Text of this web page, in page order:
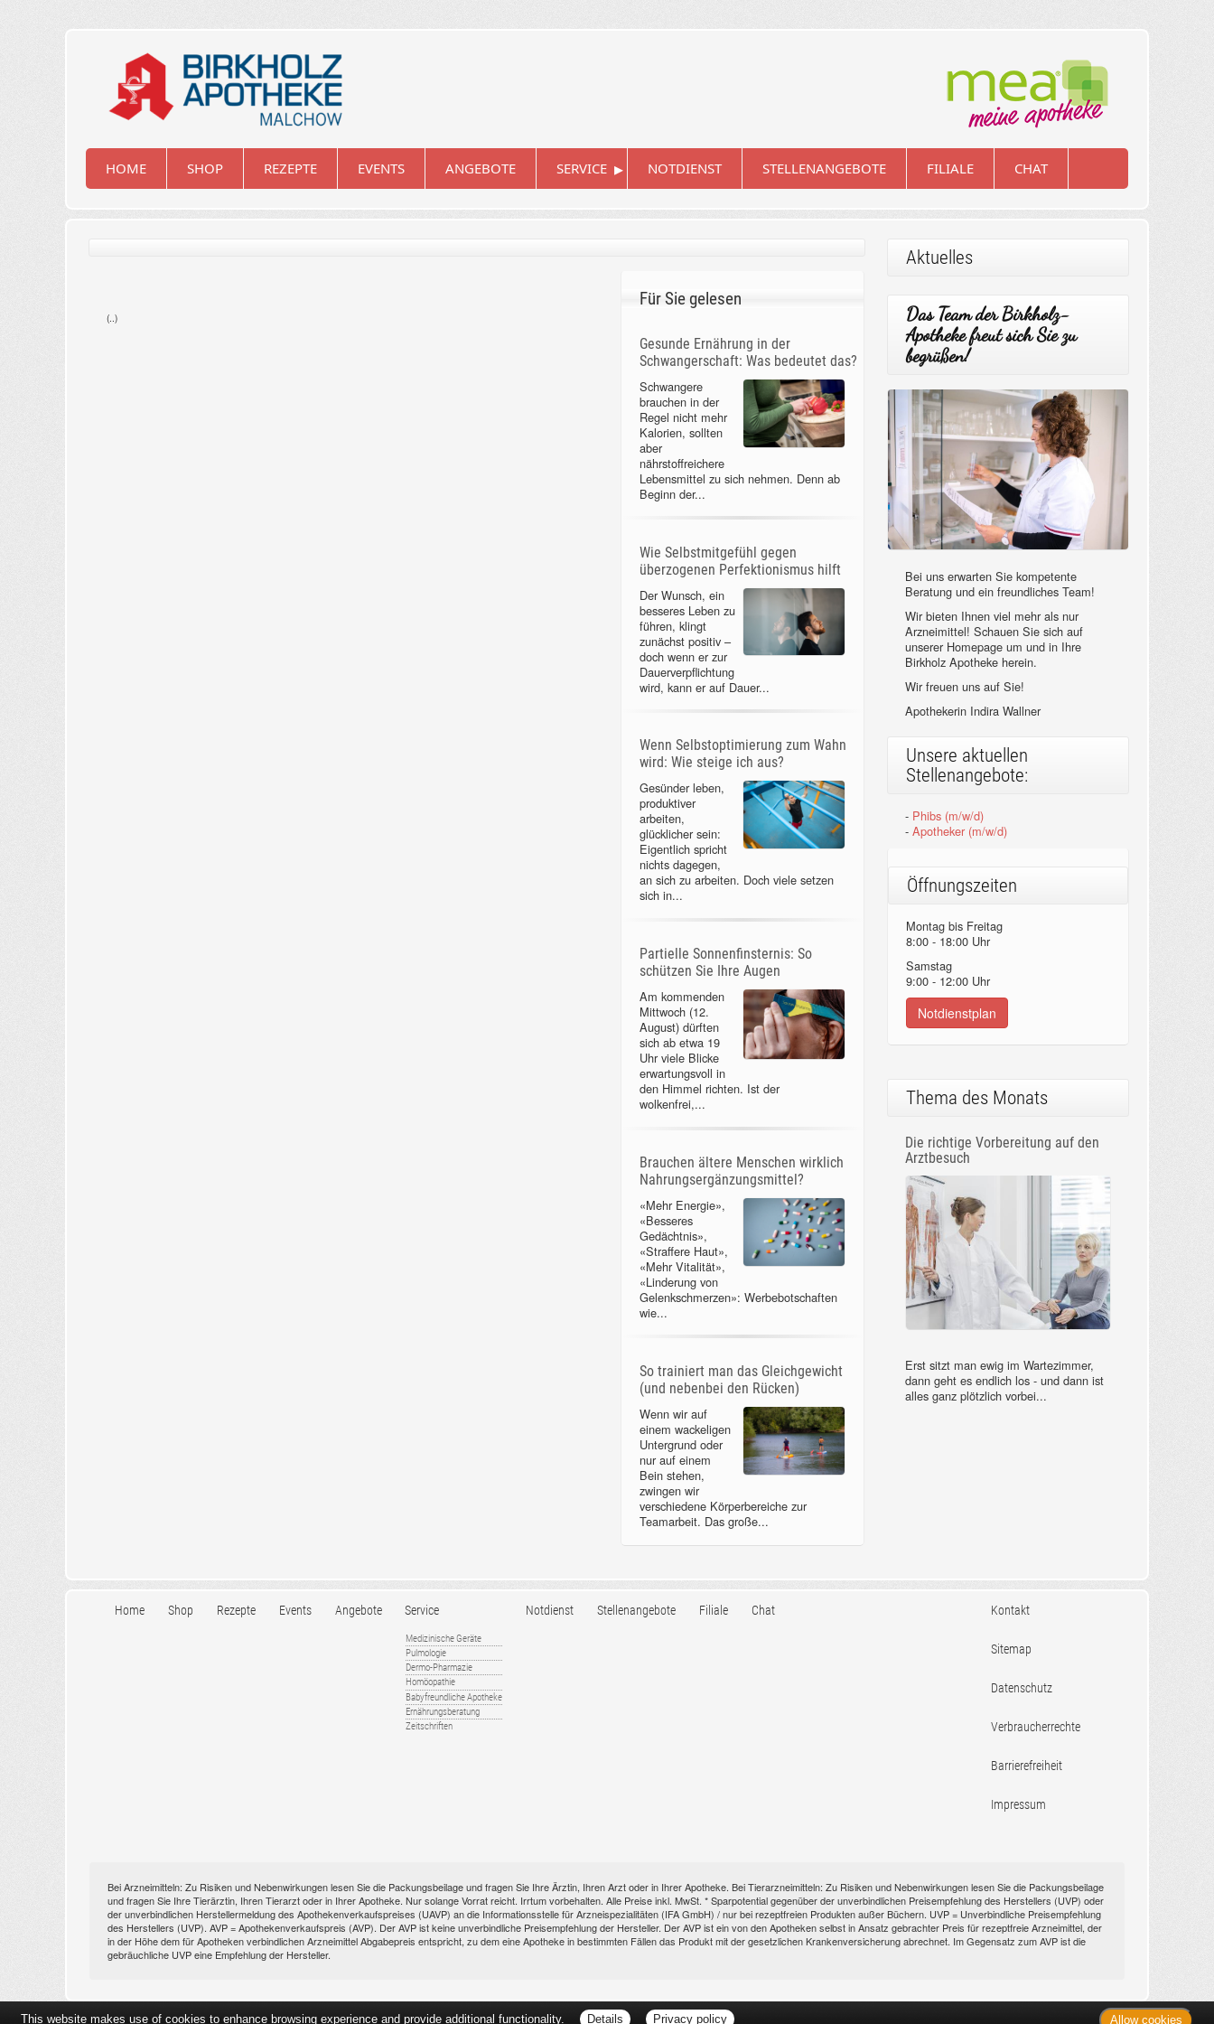
HOME SHOP REZEPTE EVENTS ANGEBOTE SERVICE ▸ NOTDIENST STELLENANGEBOTE FILIALE CHAT
(..)
Für Sie gelesen
Gesunde Ernährung in der
Schwangerschaft: Was bedeutet das?
Schwangere
brauchen in der
Regel nicht mehr
Kalorien, sollten
aber
nährstoffreichere
Lebensmittel zu sich nehmen. Denn ab
Beginn der...
Wie Selbstmitgefühl gegen
überzogenen Perfektionismus hilft
Der Wunsch, ein
besseres Leben zu
führen, klingt
zunächst positiv –
doch wenn er zur
Dauerverpflichtung
wird, kann er auf Dauer...
Wenn Selbstoptimierung zum Wahn
wird: Wie steige ich aus?
Gesünder leben,
produktiver
arbeiten,
glücklicher sein:
Eigentlich spricht
nichts dagegen,
an sich zu arbeiten. Doch viele setzen
sich in...
Partielle Sonnenfinsternis: So
schützen Sie Ihre Augen
Am kommenden
Mittwoch (12.
August) dürften
sich ab etwa 19
Uhr viele Blicke
erwartungsvoll in
den Himmel richten. Ist der
wolkenfrei,...
Brauchen ältere Menschen wirklich
Nahrungsergänzungsmittel?
«Mehr Energie»,
«Besseres
Gedächtnis»,
«Straffere Haut»,
«Mehr Vitalität»,
«Linderung von
Gelenkschmerzen»: Werbebotschaften
wie...
So trainiert man das Gleichgewicht
(und nebenbei den Rücken)
Wenn wir auf
einem wackeligen
Untergrund oder
nur auf einem
Bein stehen,
zwingen wir
verschiedene Körperbereiche zur
Teamarbeit. Das große...
Aktuelles
Das Team der Birkholz-
Apotheke freut sich Sie zu
begrüßen!
Bei uns erwarten Sie kompetente
Beratung und ein freundliches Team!
Wir bieten Ihnen viel mehr als nur
Arzneimittel! Schauen Sie sich auf
unserer Homepage um und in Ihre
Birkholz Apotheke herein.
Wir freuen uns auf Sie!
Apothekerin Indira Wallner
Unsere aktuellen
Stellenangebote:
-Phibs (m/w/d)
-Apotheker (m/w/d)
Öffnungszeiten
Montag bis Freitag
8:00 - 18:00 Uhr
Samstag
9:00 - 12:00 Uhr
Notdienstplan
Thema des Monats
Die richtige Vorbereitung auf den
Arztbesuch
Erst sitzt man ewig im Wartezimmer,
dann geht es endlich los - und dann ist
alles ganz plötzlich vorbei...
Home Shop Rezepte Events Angebote Service
Medizinische Geräte
Pulmologie
Dermo-Pharmazie
Homöopathie
Babyfreundliche Apotheke
Ernährungsberatung
Zeitschriften
Notdienst Stellenangebote Filiale Chat Kontakt
Sitemap
Datenschutz
Verbraucherrechte
Barrierefreiheit
Impressum
Bei Arzneimitteln: Zu Risiken und Nebenwirkungen lesen Sie die Packungsbeilage und fragen Sie Ihre Ärztin, Ihren Arzt oder in Ihrer Apotheke. Bei Tierarzneimitteln: Zu Risiken und Nebenwirkungen lesen Sie die Packungsbeilage
und fragen Sie Ihre Tierärztin, Ihren Tierarzt oder in Ihrer Apotheke. Nur solange Vorrat reicht. Irrtum vorbehalten. Alle Preise inkl. MwSt. * Sparpotential gegenüber der unverbindlichen Preisempfehlung des Herstellers (UVP) oder
der unverbindlichen Herstellermeldung des Apothekenverkaufspreises (UAVP) an die Informationsstelle für Arzneispezialitäten (IFA GmbH) / nur bei rezeptfreien Produkten außer Büchern. UVP = Unverbindliche Preisempfehlung
des Herstellers (UVP). AVP = Apothekenverkaufspreis (AVP). Der AVP ist keine unverbindliche Preisempfehlung der Hersteller. Der AVP ist ein von den Apotheken selbst in Ansatz gebrachter Preis für rezeptfreie Arzneimittel, der
in der Höhe dem für Apotheken verbindlichen Arzneimittel Abgabepreis entspricht, zu dem eine Apotheke in bestimmten Fällen das Produkt mit der gesetzlichen Krankenversicherung abrechnet. Im Gegensatz zum AVP ist die
gebräuchliche UVP eine Empfehlung der Hersteller.
This website makes use of cookies to enhance browsing experience and provide additional functionality. Details Privacy policy Allow cookies